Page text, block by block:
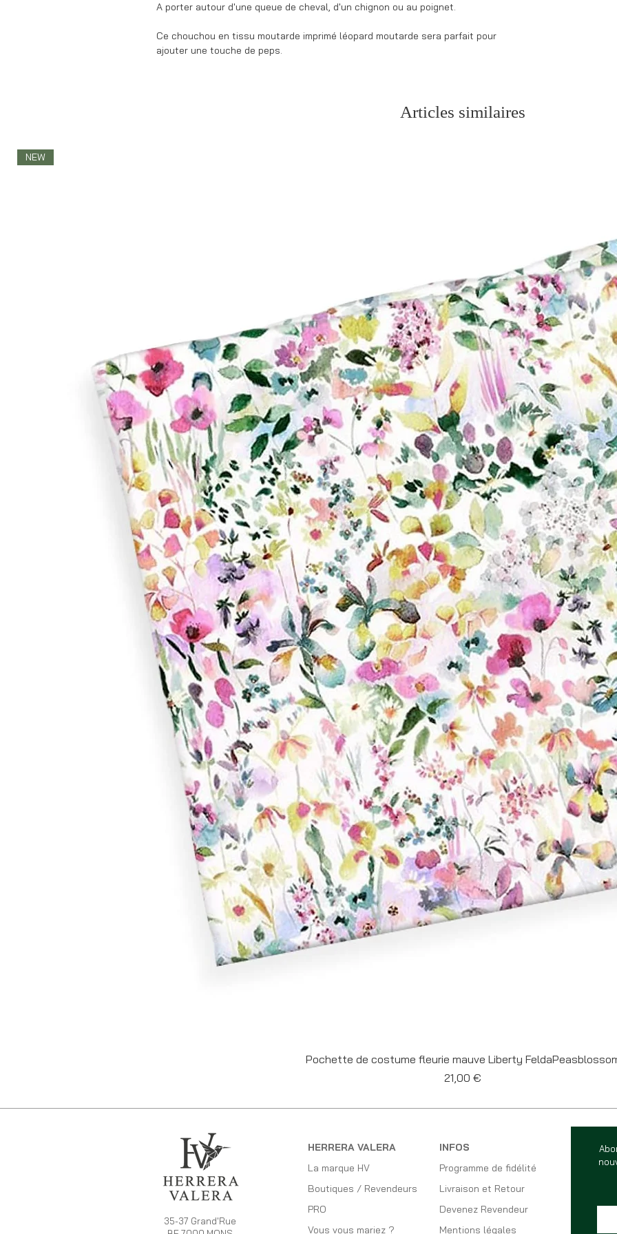
A porter autour d'une queue de cheval, d'un chignon ou au poignet.
Ce chouchou en tissu moutarde imprimé léopard moutarde sera parfait pour
ajouter une touche de peps.
Articles similaires
Aperçu rapide
NEW
Pochette de costume fleurie mauve Liberty
Prix
21,00 €
35-37 Grand'Rue
HERRERA VALERA
La marque HV
Boutiques / Revendeurs
PRO
Vous vous mariez ?
INFOS
Programme de fidélité
Livraison et Retour
Devenez Revendeur
Mentions légales